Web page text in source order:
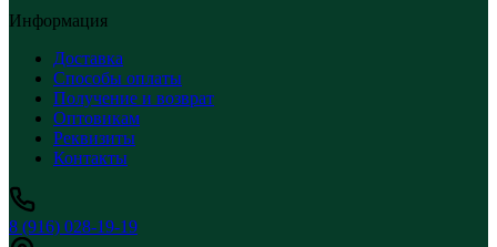
Информация
Доставка
Способы оплаты
Получение и возврат
Оптовикам
Реквизиты
Контакты
8 (916) 028-19-19